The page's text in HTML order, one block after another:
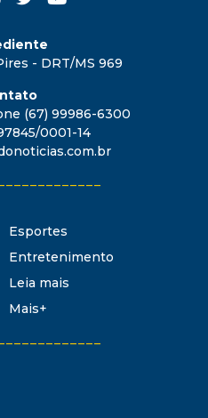
- DRT/MS 969
(67) 99986-6300
0001-14
Esportes
Entretenimento
Leia mais
Mais+